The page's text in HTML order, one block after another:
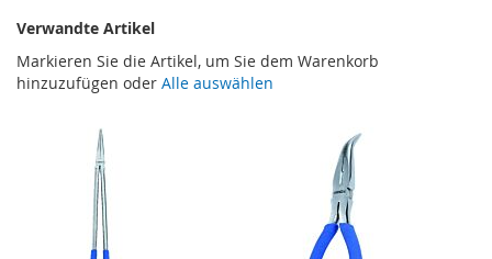
Verwandte Artikel
Markieren Sie die Artikel, um Sie dem Warenkorb
hinzuzufügen oder Alle auswählen